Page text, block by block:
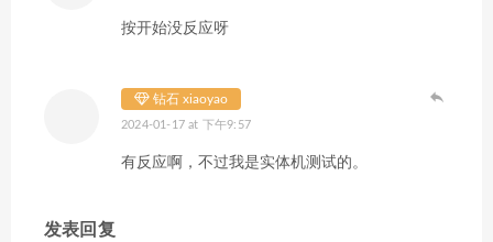
按开始没反应呀
钻石 xiaoyao
2024-01-17 at 下午9:57
有反应啊，不过我是实体机测试的。
发表回复